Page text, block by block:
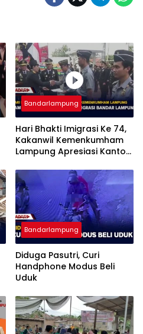
Bandarlampung
Hari Bhakti Imigrasi Ke 74,
Kakanwil Kemenkumham
Lampung Apresiasi Kantor
Bandarlampung
Diduga Pasutri, Curi
Handphone Modus Beli
Uduk